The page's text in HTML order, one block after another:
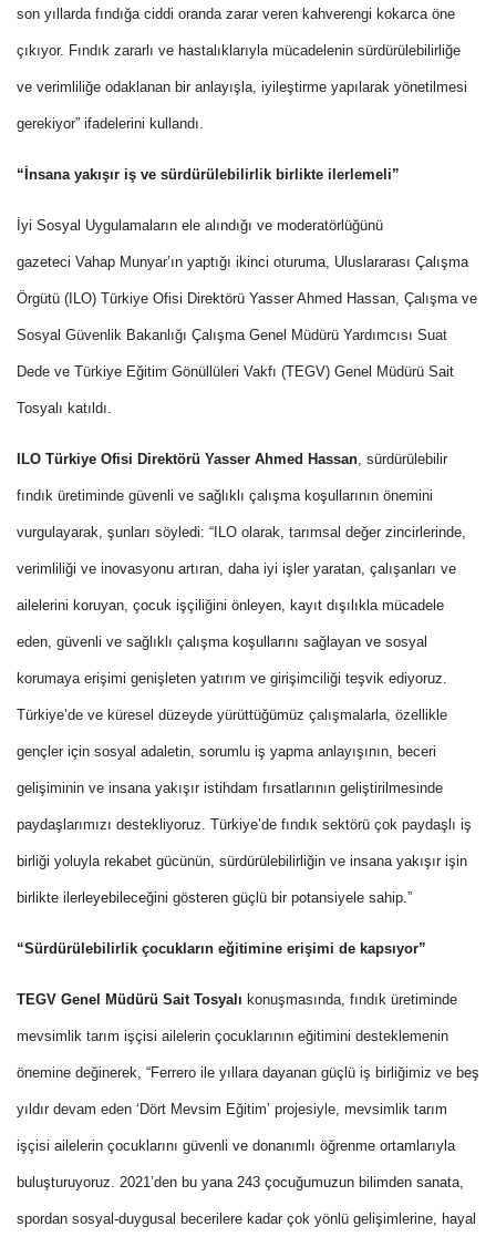
son yıllarda fındığa ciddi oranda zarar veren kahverengi kokarca öne
çıkıyor. Fındık zararlı ve hastalıklarıyla mücadelenin sürdürülebilirliğe
ve verimliliğe odaklanan bir anlayışla, iyileştirme yapılarak yönetilmesi
gerekiyor” ifadelerini kullandı.
“İnsana yakışır iş ve sürdürülebilirlik birlikte ilerlemeli”
İyi Sosyal Uygulamaların ele alındığı ve moderatörlüğünü
gazeteci Vahap Munyar’ın yaptığı ikinci oturuma, Uluslararası Çalışma
Örgütü (ILO) Türkiye Ofisi Direktörü Yasser Ahmed Hassan, Çalışma ve
Sosyal Güvenlik Bakanlığı Çalışma Genel Müdürü Yardımcısı Suat
Dede ve Türkiye Eğitim Gönüllüleri Vakfı (TEGV) Genel Müdürü Sait
Tosyalı katıldı.
ILO Türkiye Ofisi Direktörü Yasser Ahmed Hassan, sürdürülebilir
fındık üretiminde güvenli ve sağlıklı çalışma koşullarının önemini
vurgulayarak, şunları söyledi: “ILO olarak, tarımsal değer zincirlerinde,
verimliliği ve inovasyonu artıran, daha iyi işler yaratan, çalışanları ve
ailelerini koruyan, çocuk işçiliğini önleyen, kayıt dışılıkla mücadele
eden, güvenli ve sağlıklı çalışma koşullarını sağlayan ve sosyal
korumaya erişimi genişleten yatırım ve girişimciliği teşvik ediyoruz.
Türkiye’de ve küresel düzeyde yürüttüğümüz çalışmalarla, özellikle
gençler için sosyal adaletin, sorumlu iş yapma anlayışının, beceri
gelişiminin ve insana yakışır istihdam fırsatlarının geliştirilmesinde
paydaşlarımızı destekliyoruz. Türkiye’de fındık sektörü çok paydaşlı iş
birliği yoluyla rekabet gücünün, sürdürülebilirliğin ve insana yakışır işin
birlikte ilerleyebileceğini gösteren güçlü bir potansiyele sahip.”
“Sürdürülebilirlik çocukların eğitimine erişimi de kapsıyor”
TEGV Genel Müdürü Sait Tosyalı konuşmasında, fındık üretiminde
mevsimlik tarım işçisi ailelerin çocuklarının eğitimini desteklemenin
önemine değinerek, “Ferrero ile yıllara dayanan güçlü iş birliğimiz ve beş
yıldır devam eden ‘Dört Mevsim Eğitim’ projesiyle, mevsimlik tarım
işçisi ailelerin çocuklarını güvenli ve donanımlı öğrenme ortamlarıyla
buluşturuyoruz. 2021’den bu yana 243 çocuğumuzun bilimden sanata,
spordan sosyal-duygusal becerilere kadar çok yönlü gelişimlerine, hayal